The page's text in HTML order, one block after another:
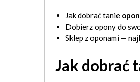
Jak dobrać tanie
Dobierz opony do
Sklep z oponami —
Jak dobrać